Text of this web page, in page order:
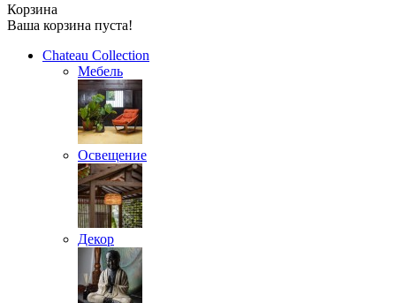
Корзина
Ваша корзина пуста!
Chateau Collection
Мебель
Освещение
Декор